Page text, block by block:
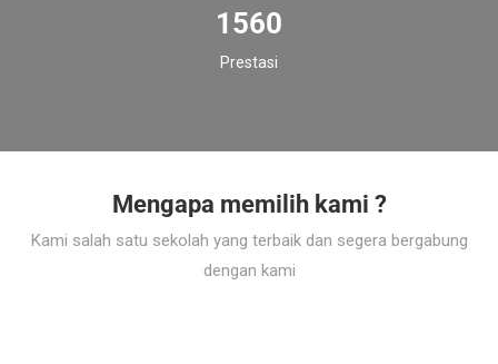
1560
Prestasi
Mengapa memilih kami ?
Kami salah satu sekolah yang terbaik dan segera bergabung
dengan kami